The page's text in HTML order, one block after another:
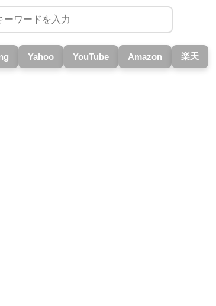
Yahoo YouTube Amazon 楽天